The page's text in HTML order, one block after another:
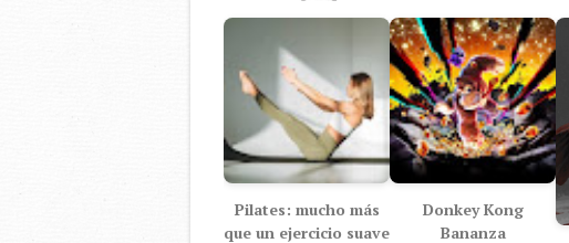
Pilates: mucho más
que un ejercicio suave
Donkey Kong
Bananza